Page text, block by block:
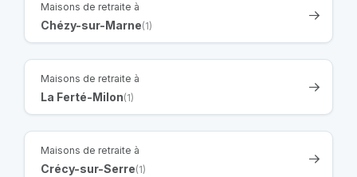
Maisons de retraite à
Chézy-sur-Marne(1)
Maisons de retraite à
La Ferté-Milon(1)
Maisons de retraite à
Crécy-sur-Serre(1)